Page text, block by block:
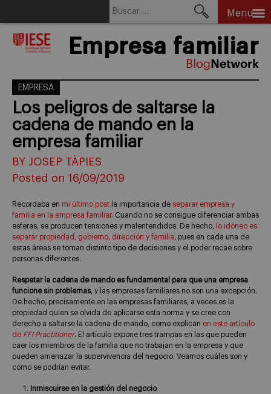
Menu
Empresa familiar
EMPRESA
Los peligros de saltarse la
cadena de mando en la
empresa familiar
BY JOSEP TÀPIES
Posted on 16/09/2019
Recordaba en mi último post la importancia de separar empresa y
familia en la empresa familiar. Cuando no se consigue diferenciar ambas
esferas, se producen tensiones y malentendidos. De hecho,
lo idóneo es
separar propiedad, gobierno, dirección y familia, pues en cada una de
estas áreas se toman distinto tipo de decisiones y el poder recae sobre
personas diferentes.
Respetar la cadena de mando es fundamental para que una empresa
funcione sin problemas, y las empresas familiares no son una excepción.
De hecho, precisamente en las empresas familiares, a veces es la
propiedad quien se olvida de aplicarse esta norma y se cree con
derecho a saltarse la cadena de mando, como explican en este artículo
de FFI Practitioner. El artículo expone tres trampas en las que pueden
caer los miembros de la familia que no trabajan en la empresa y que
pueden amenazar la supervivencia del negocio. Veamos cuáles son y
cómo se podrían evitar.
Inmiscuirse en la gestión del negocio